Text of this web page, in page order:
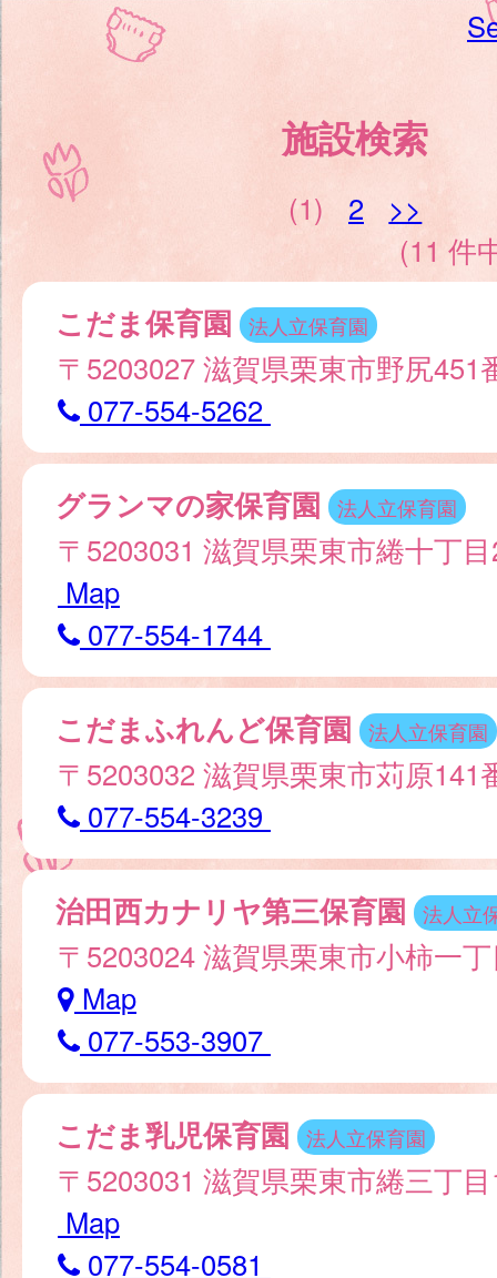
施設検索
(1) 2
>>
(11 件
こだま保育園 法人立保育園
〒5203027 滋賀県栗東市野尻451
077-554-5262
グランマの家保育園 法人立保育園
〒5203031 滋賀県栗東市綣十丁
Map
077-554-1744
こだまふれんど保育園 法人立保育園
〒5203032 滋賀県栗東市苅原141
077-554-3239
治田西カナリヤ第三保育園 法人立
〒5203024 滋賀県栗東市小柿一
Map
077-553-3907
こだま乳児保育園 法人立保育園
〒5203031 滋賀県栗東市綣三丁
Map
077-554-0581